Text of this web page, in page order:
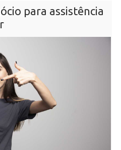
para assistência